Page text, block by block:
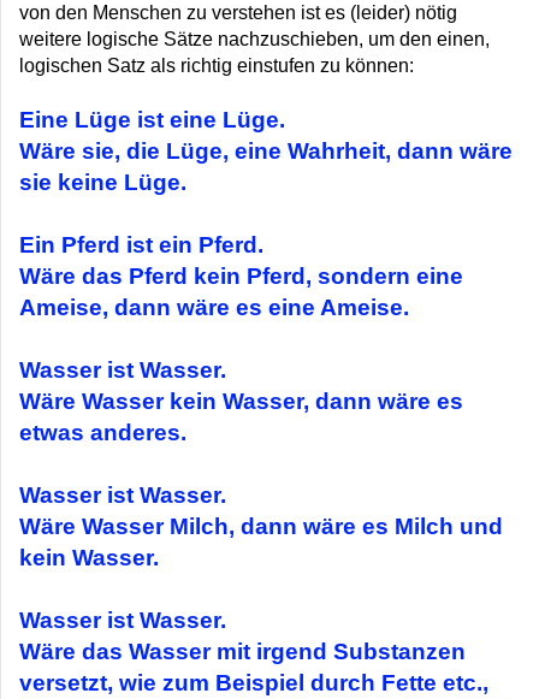
von den Menschen zu verstehen ist es (leider) nötig
weitere logische Sätze nachzuschieben, um den einen,
logischen Satz als richtig einstufen zu können:
Eine Lüge ist eine Lüge.
Wäre sie, die Lüge, eine Wahrheit, dann wäre
sie keine Lüge.
Ein Pferd ist ein Pferd.
Wäre das Pferd kein Pferd, sondern eine
Ameise, dann wäre es eine Ameise.
Wasser ist Wasser.
Wäre Wasser kein Wasser, dann wäre es
etwas anderes.
Wasser ist Wasser.
Wäre Wasser Milch, dann wäre es Milch und
kein Wasser.
Wasser ist Wasser.
Wäre das Wasser mit irgend Substanzen
versetzt, wie zum Beispiel durch Fette etc.,